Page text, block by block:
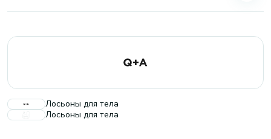
Лосьоны для тела
Лосьоны для тела